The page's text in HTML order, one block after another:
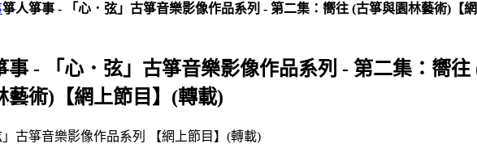
箏人箏事 - 「心．弦」古箏音樂影像作品系列 - 第二集：嚮往 (古箏與園林藝術)【網
事 - 「心．弦」古箏音樂影像作品系列 - 第二集：嚮往
藝術)【網上節目】(轉載)
」古箏音樂影像作品系列 【網上節目】(轉載)